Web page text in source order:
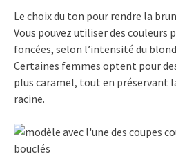
Le choix du ton pour rendre la
Vous pouvez utiliser des couleurs
foncées, selon l’intensité du
Certaines femmes optent pour
plus caramel, tout en préservant
racine.